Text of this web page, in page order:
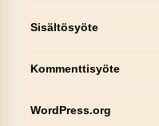
Sisältösyöte
Kommenttisyöte
WordPress.org